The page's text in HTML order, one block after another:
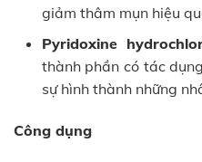
giảm thâm mụn hiệu
Pyridoxine
thành phần có tác
sự hình thành những
Công dụng